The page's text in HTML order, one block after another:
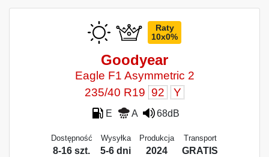
Raty
10x0%
Goodyear
Eagle F1 Asymmetric 2
235/40 R19 92 Y
E A 68dB
Dostępność
8-16 szt.
Wysyłka
5-6 dni
Produkcja
2024
Transport
GRATIS